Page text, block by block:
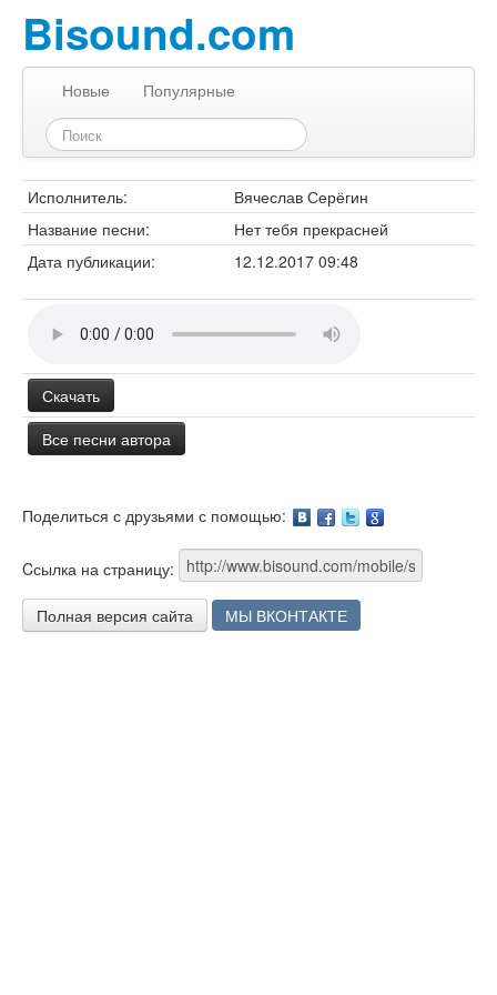
Bisound.com
Новые Популярные
Исполнитель:
Вячеслав Серёгин
Название песни:
Нет тебя прекрасней
Дата публикации:
12.12.2017 09:48
Скачать
Все песни автора
Поделиться с друзьями с помощью:
Cсылка на страницу:
Полная версия сайта МЫ ВКОНТАКТЕ